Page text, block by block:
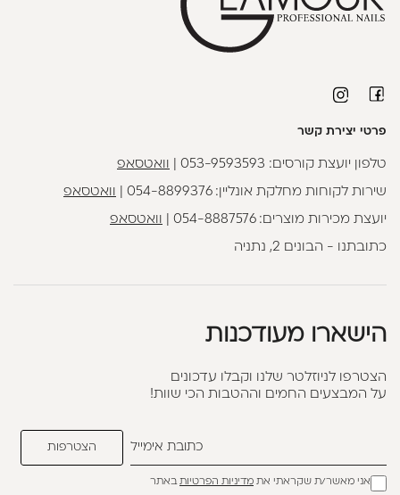
פרטי יצירת קשר
טלפון יועצת קורסים: 053-9593593 וואטסאפ
שירות לקוחות מחלקת אונליין:054-8899376 וואטסאפ
יועצת מכירות מוצרים:054-8887576 וואטסאפ
כתובתנו - הבונים 2, נתניה
הישארו מעודכנות
הצטרפו לניוזלטר שלנו וקבלו עדכונים
על המבצעים החמים וההטבות הכי שוות!
אני מאשר/ת שקראתי את מדיניות הפרטיותבאתר